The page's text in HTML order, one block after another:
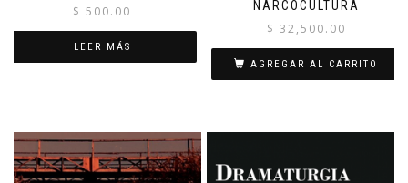
$ 500.00
LEER MÁS
NARCOCULTURA
$ 32,500.00
AGREGAR AL CARRITO